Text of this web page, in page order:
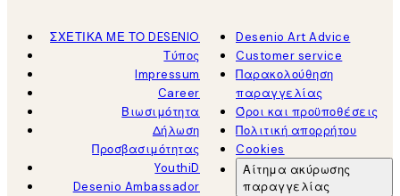
ΣΧΕΤΙΚΑ ΜΕ ΤΟ DESENIO
Τύπος
Impressum
Career
Βιωσιμότητα
Δήλωση
Προσβασιμότητας
YouthiD
Desenio Ambassador
Desenio Art Advice
Customer service
Παρακολούθηση
παραγγελίας
Όροι και προϋποθέσεις
Πολιτική απορρήτου
Cookies
Αίτημα ακύρωσης
παραγγελίας